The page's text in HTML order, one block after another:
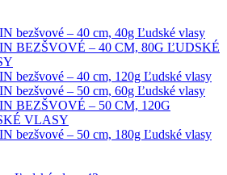
bezšvové – 40 cm, 40g Ľudské vlasy
BEZŠVOVÉ – 40 CM, 80G ĽUDSKÉ
bezšvové – 40 cm, 120g Ľudské vlasy
bezšvové – 50 cm, 60g Ľudské vlasy
BEZŠVOVÉ – 50 CM, 120G
VLASY
bezšvové – 50 cm, 180g Ľudské vlasy